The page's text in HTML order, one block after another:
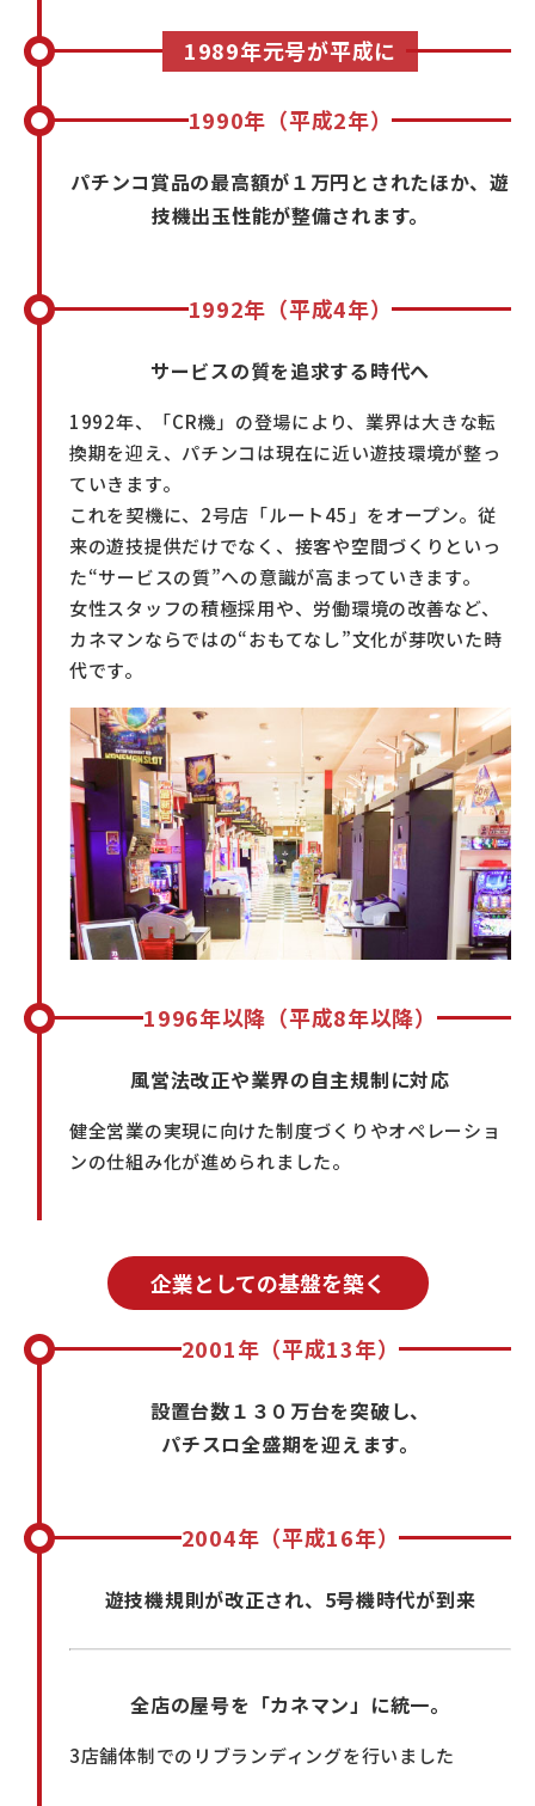
1989年元号が平成に
1990年（平成2年）
パチンコ賞品の最高額が１万円とされたほか、遊
技機出玉性能が整備されます。
1992年（平成4年）
サービスの質を追求する時代へ
1992年、「CR機」の登場により、業界は大きな転
換期を迎え、パチンコは現在に近い遊技環境が整っ
ていきます。
これを契機に、2号店「ルート45」をオープン。従
来の遊技提供だけでなく、接客や空間づくりといっ
た“サービスの質”への意識が高まっていきます。
女性スタッフの積極採用や、労働環境の改善など、
カネマンならではの“おもてなし”文化が芽吹いた時
代です。
1996年以降（平成8年以降）
風営法改正や業界の自主規制に対応
健全営業の実現に向けた制度づくりやオペレーショ
ンの仕組み化が進められました。
企業としての基盤を築く
2001年（平成13年）
設置台数１３０万台を突破し、
パチスロ全盛期を迎えます。
2004年（平成16年）
遊技機規則が改正され、5号機時代が到来
全店の屋号を「カネマン」に統一。
3店舗体制でのリブランディングを行いました